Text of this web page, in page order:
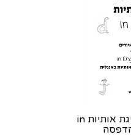
חוברת צביעה - חגיגת אותיות in